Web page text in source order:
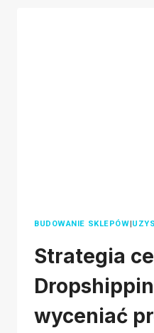
BUDOWANIE SKLEPÓW
Strategia
wyceniać